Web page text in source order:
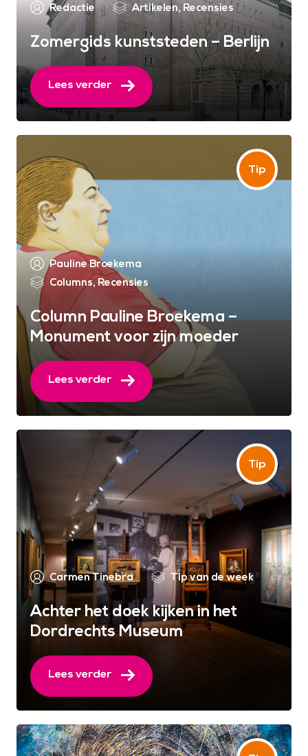
Redactie Artikelen, Recensies
Zomergids kunststeden – Berlijn
Lees verder
Pauline Broekema
Columns, Recensies
Column Pauline Broekema –
Monument voor zijn moeder
Lees verder
Carmen Tinebra Tip van de week
Achter het doek kijken in het
Dordrechts Museum
Lees verder